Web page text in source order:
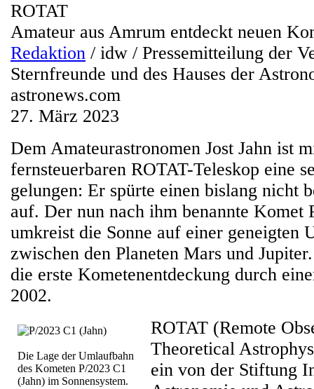
ROTAT
Amateur aus Amrum entdeckt neuen
Redaktion / idw / Pressemitteilung der
Sternfreunde und des Hauses der
astronews.com
27. März 2023
Dem Amateurastronomen Jost Jahn ist
fernsteuerbaren ROTAT-Teleskop eine
gelungen: Er spürte einen bislang nicht
auf. Der nun nach ihm benannte Komet
umkreist die Sonne auf einer geneigten
zwischen den Planeten Mars und
die erste Kometenentdeckung durch
2002.
Die Lage der Umlaufbahn
des Kometen P/2023 C1
(Jahn) im Sonnensystem.
ROTAT (Remote
Theoretical
ein von der Stiftung